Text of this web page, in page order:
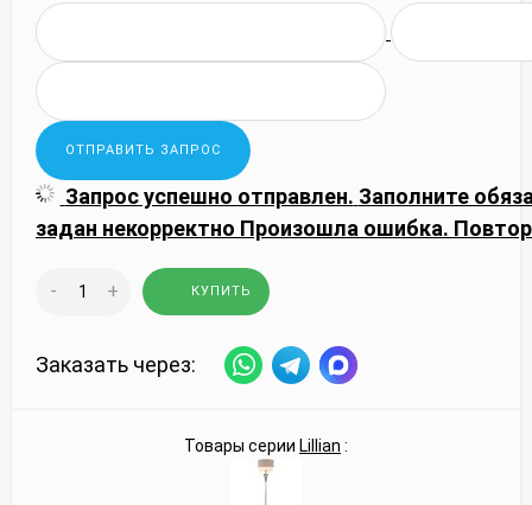
Запрос успешно отправлен. Заполните
задан некорректно Произошла ошибка.
- + КУПИТЬ
Заказать через:
Товары серии Lillian :